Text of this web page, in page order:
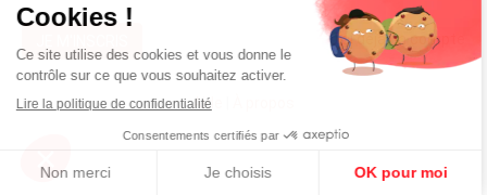
J'ai déjà un compte
Aide